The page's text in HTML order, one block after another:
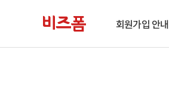
회원가입 안내